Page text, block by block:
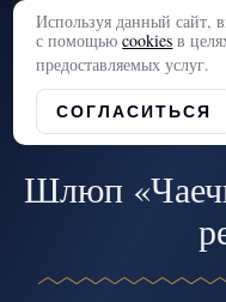
Шлюп
Используя данный сайт,
с помощьюcookies в
предоставляемых услуг.
СОГЛАСИТЬСЯ